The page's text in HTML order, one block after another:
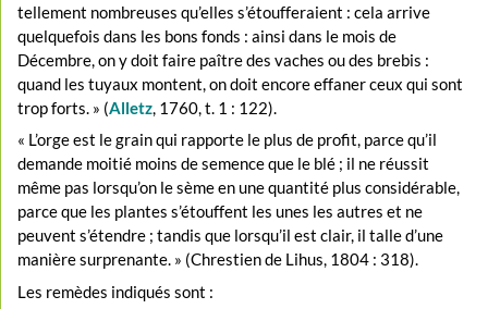
tellement nombreuses qu’elles s’étoufferaient : cela arrive
quelquefois dans les bons fonds : ainsi dans le mois de
Décembre, on y doit faire paître des vaches ou des brebis :
quand les tuyaux montent, on doit encore effaner ceux qui sont
trop forts. » (Alletz, 1760, t. 1 : 122).
« L’orge est le grain qui rapporte le plus de profit, parce qu’il
demande moitié moins de semence que le blé ; il ne réussit
même pas lorsqu’on le sème en une quantité plus considérable,
parce que les plantes s’étouffent les unes les autres et ne
peuvent s’étendre ; tandis que lorsqu’il est clair, il talle d’une
manière surprenante. » (Chrestien de Lihus, 1804 : 318).
Les remèdes indiqués sont :